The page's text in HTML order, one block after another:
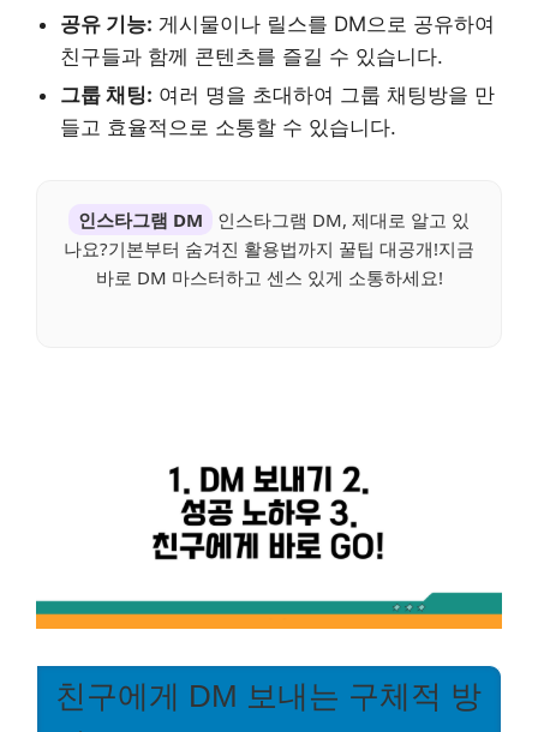
공유 기능: 게시물이나 릴스를 DM으로 공유하여
친구들과 함께 콘텐츠를 즐길 수 있습니다.
그룹 채팅: 여러 명을 초대하여 그룹 채팅방을 만
들고 효율적으로 소통할 수 있습니다.
인스타그램 DM
인스타그램 DM, 제대로 알고 있
나요?기본부터 숨겨진 활용법까지 꿀팁 대공개!지금
바로 DM 마스터하고 센스 있게 소통하세요!
친구에게 DM 보내는 구체적 방